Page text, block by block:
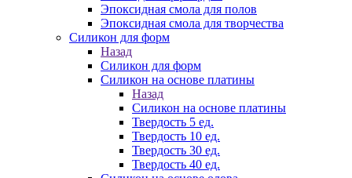
Эпоксидная смола для полов
Эпоксидная смола для творчества
Силикон для форм
Назад
Силикон для форм
Силикон на основе платины
Назад
Силикон на основе платины
Твердость 5 ед.
Твердость 10 ед.
Твердость 30 ед.
Твердость 40 ед.